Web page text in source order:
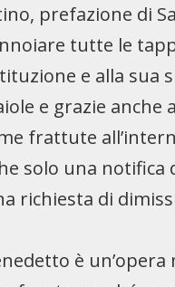
prefazione di
tutte le
e alla sua
e grazie anche
frattute
solo una
richiesta di
è